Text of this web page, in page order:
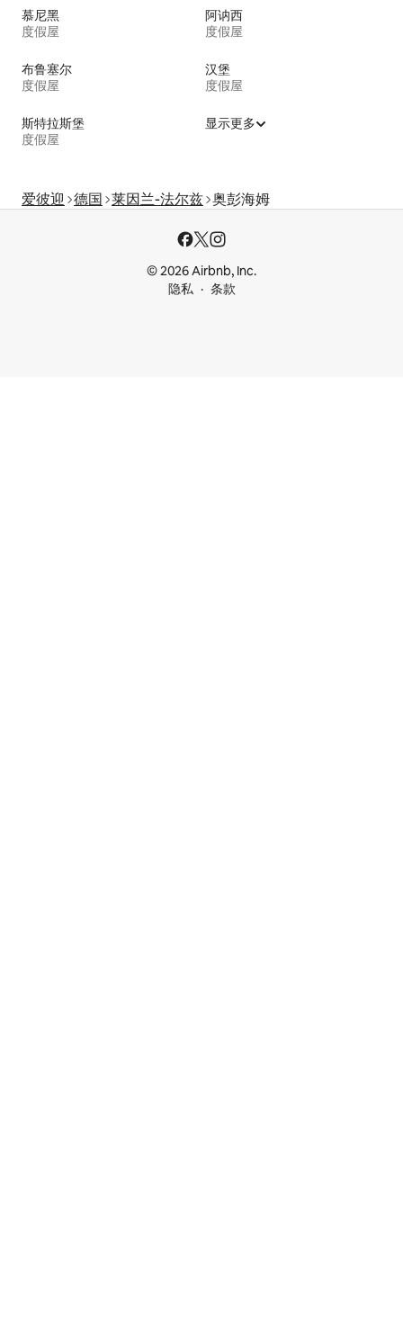
慕尼黑
度假屋
阿讷西
度假屋
布鲁塞尔
度假屋
汉堡
度假屋
斯特拉斯堡
度假屋
显示更多
爱彼迎 德国 莱因兰-法尔兹 奥彭海姆
© 2026 Airbnb, Inc.
隐私
条款